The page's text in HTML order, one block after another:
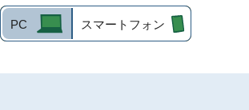
PC スマートフォン